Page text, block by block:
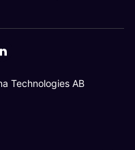
Technologies AB